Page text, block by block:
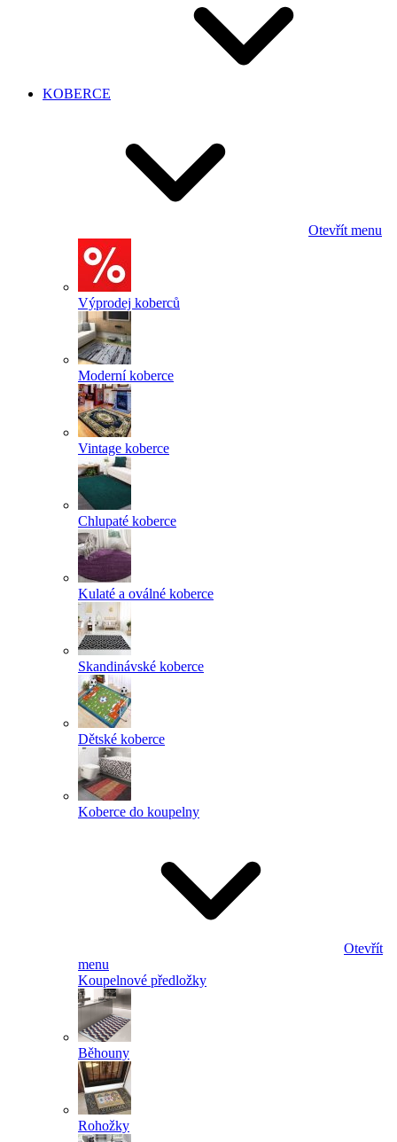
KOBERCE
Otevřít menu
Výprodej koberců
Moderní koberce
Vintage koberce
Chlupaté koberce
Kulaté a oválné koberce
Skandinávské koberce
Dětské koberce
Koberce do koupelny
Otevřít
menu
Koupelnové předložky
Běhouny
Rohožky